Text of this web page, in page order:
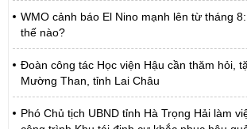
WMO cảnh báo El Nino mạnh lên từ tháng
thế nào?
Đoàn công tác Học viện Hậu cần thăm hỏi,
Mường Than, tỉnh Lai Châu
Phó Chủ tịch UBND tỉnh Hà Trọng Hải làm